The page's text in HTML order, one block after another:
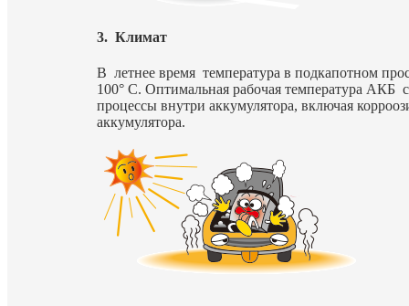
3. Климат
В летнее время температура в подкапотном
100° С. Оптимальная рабочая температура АКБ
процессы внутри аккумулятора, включая
аккумулятора.